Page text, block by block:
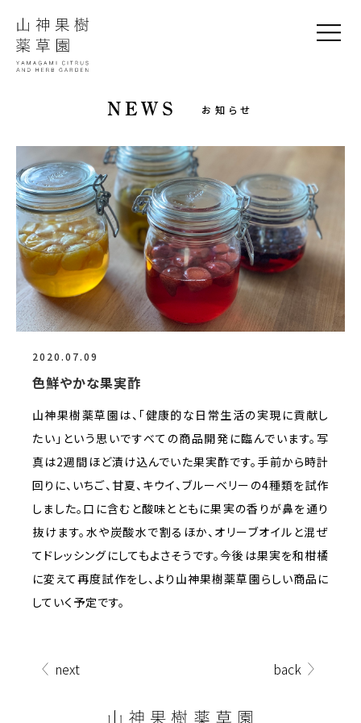
NEWS お知らせ
2020.07.09
色鮮やかな果実酢
山神果樹薬草園は、「健康的な日常生活の実現に貢献し
たい」という思いですべての商品開発に臨んでいます。写
真は2週間ほど漬け込んでいた果実酢です。手前から時計
回りに、いちご、甘夏、キウイ、ブルーベリーの4種類を試作
しました。口に含むと酸味とともに果実の香りが鼻を通り
抜けます。水や炭酸水で割るほか、オリーブオイルと混ぜ
てドレッシングにしてもよさそうです。今後は果実を和柑橘
に変えて再度試作をし、より山神果樹薬草園らしい商品に
していく予定です。
next back